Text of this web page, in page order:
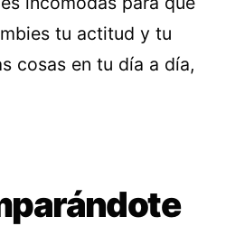
tu actitud y tu
cosas en tu día a día,